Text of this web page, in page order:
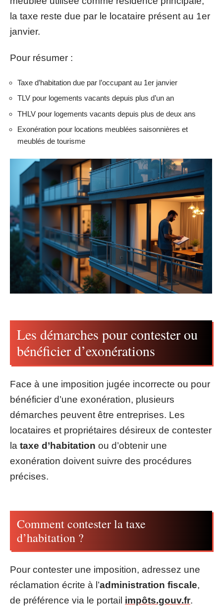
la taxe reste due par le locataire présent au 1er
janvier.
Pour résumer :
Taxe d’habitation due par l’occupant au 1er janvier
TLV pour logements vacants depuis plus d’un an
THLV pour logements vacants depuis plus de deux ans
Exonération pour locations meublées saisonnières et
meublés de tourisme
Les démarches pour contester ou
bénéficier d’exonérations
Face à une imposition jugée incorrecte ou pour
bénéficier d’une exonération, plusieurs
démarches peuvent être entreprises. Les
locataires et propriétaires désireux de contester
la taxe d’habitation ou d’obtenir une
exonération doivent suivre des procédures
précises.
Comment contester la taxe
d’habitation ?
Pour contester une imposition, adressez une
réclamation écrite à l’administration fiscale,
de préférence via le portail impôts.gouv.fr.